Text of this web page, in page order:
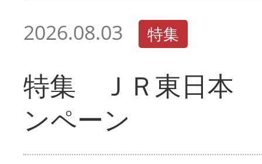
2026.08.03 特集
特集 ＪＲ東日本
ンペーン